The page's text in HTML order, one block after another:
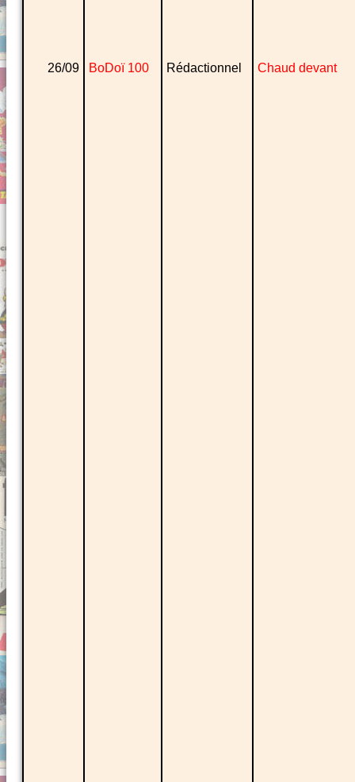
26/09 BoDoï 100 Rédactionnel Chaud devant